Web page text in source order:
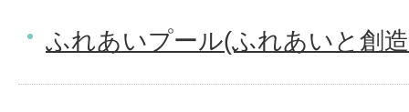
ふれあいプール(ふれあいと創